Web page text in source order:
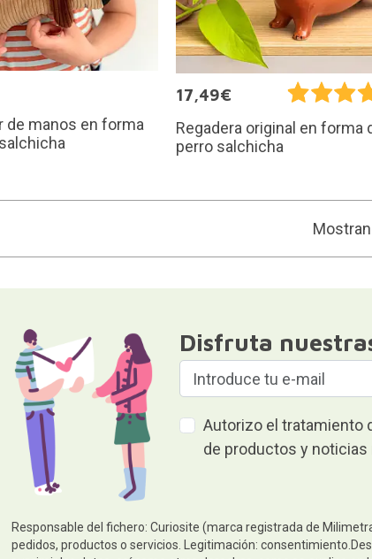
de manos en forma
17,49€
Regadera original en forma
perro salchicha
Disfruta
Autorizo el tratamiento
de productos y noticias
Responsable del fichero: Curiosite (marca registrada de
pedidos, productos o servicios. Legitimación: